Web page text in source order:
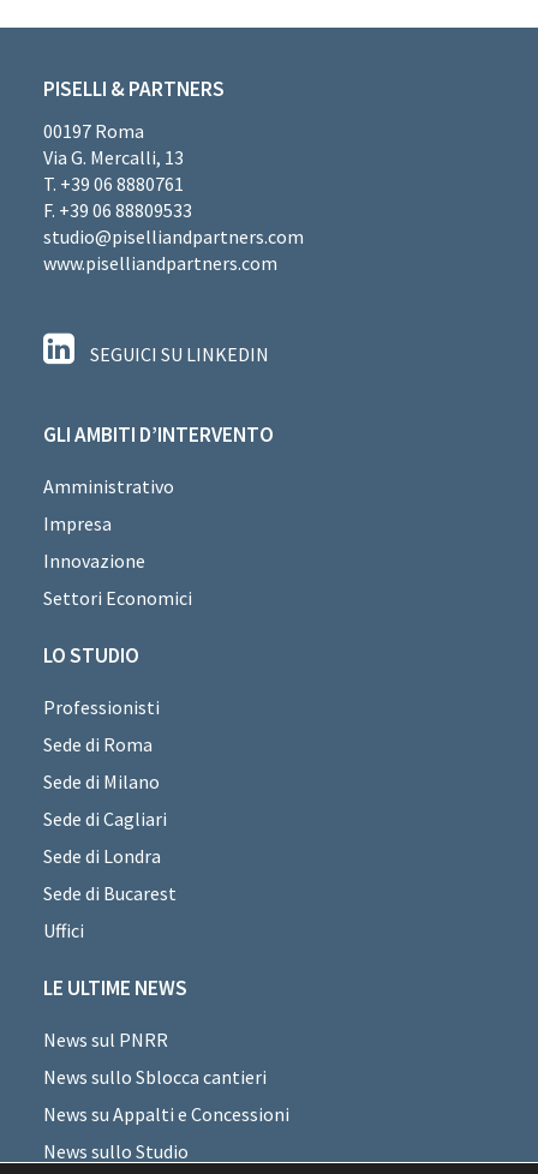
PISELLI & PARTNERS
00197 Roma
Via G. Mercalli, 13
T. +39 06 8880761
F. +39 06 88809533
studio@piselliandpartners.com
www.piselliandpartners.com
SEGUICI SU LINKEDIN
GLI AMBITI D’INTERVENTO
Amministrativo
Impresa
Innovazione
Settori Economici
LO STUDIO
Professionisti
Sede di Roma
Sede di Milano
Sede di Cagliari
Sede di Londra
Sede di Bucarest
Uffici
LE ULTIME NEWS
News sul PNRR
News sullo Sblocca cantieri
News su Appalti e Concessioni
News sullo Studio